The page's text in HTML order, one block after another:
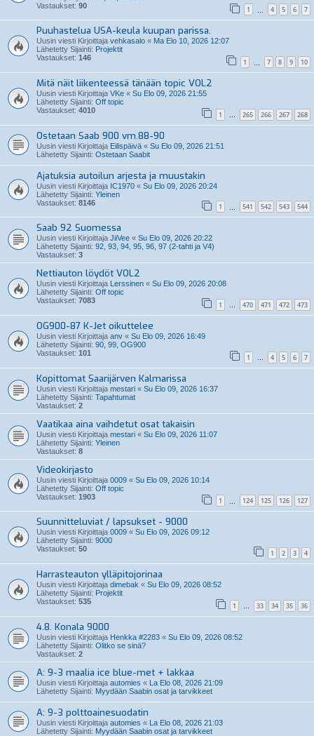
Vastaukset: 90 1 4 5 6 7
Puuhastelua USA-keula kuupan parissa.
Uusin viesti Kirjoittaja vehkasalo « Ma Elo 10, 2026 12:07
Lähetetty Sijainti: Projektit
Vastaukset: 146 1 7 8 9 10
Mitä näit liikenteessä tänään topic VOL2
Uusin viesti Kirjoittaja VKe « Su Elo 09, 2026 21:55
Lähetetty Sijainti: Off topic
Vastaukset: 4010 1 … 265 266 267 268
Ostetaan Saab 900 vm.88-90
Uusin viesti Kirjoittaja Eilispäivä « Su Elo 09, 2026 21:51
Lähetetty Sijainti: Ostetaan Saabit
Ajatuksia autoilun arjesta ja muustakin
Uusin viesti Kirjoittaja IC1970 « Su Elo 09, 2026 20:24
Lähetetty Sijainti: Yleinen
Vastaukset: 8146 1 541 542 543 544
Saab 92 Suomessa
Uusin viesti Kirjoittaja JiiVee « Su Elo 09, 2026 20:22
Lähetetty Sijainti: 92, 93, 94, 95, 96, 97 (2-tahti ja V4)
Vastaukset: 3
Nettiauton löydöt VOL2
Uusin viesti Kirjoittaja Lerssinen « Su Elo 09, 2026 20:08
Lähetetty Sijainti: Off topic
Vastaukset: 7083 1 … 470 471 472 473
OG900-87 K-Jet oikuttelee
Uusin viesti Kirjoittaja anv « Su Elo 09, 2026 16:49
Lähetetty Sijainti: 90, 99, OG900
Vastaukset: 101 1 … 4 5 6 7
Kopittomat Saarijärven Kalmarissa
Uusin viesti Kirjoittaja mestari « Su Elo 09, 2026 16:37
Lähetetty Sijainti: Tapahtumat
Vastaukset: 2
Vaatikaa aina vaihdetut osat takaisin
Uusin viesti Kirjoittaja mestari « Su Elo 09, 2026 11:07
Lähetetty Sijainti: Yleinen
Vastaukset: 8
Videokirjasto
Uusin viesti Kirjoittaja 0009 « Su Elo 09, 2026 10:14
Lähetetty Sijainti: Off topic
Vastaukset: 1903 1 124 125 126 127
Suunnitteluviat / lapsukset - 9000
Uusin viesti Kirjoittaja 0009 « Su Elo 09, 2026 09:12
Lähetetty Sijainti: 9000
Vastaukset: 50 1 2 3 4
Harrasteauton ylläpitojorinaa
Uusin viesti Kirjoittaja dimebak « Su Elo 09, 2026 08:52
Lähetetty Sijainti: Projektit
Vastaukset: 535 1 … 33 34 35 36
4.8. Konala 9000
Uusin viesti Kirjoittaja Henkka #2283 « Su Elo 09, 2026 08:52
Lähetetty Sijainti: Olitko se sinä?
Vastaukset: 2
A: 9-3 maalia ice blue-met + lakkaa
Uusin viesti Kirjoittaja automies « La Elo 08, 2026 21:09
Lähetetty Sijainti: Myydään Saabin osat ja tarvikkeet
A: 9-3 polttoainesuodatin
Uusin viesti Kirjoittaja automies « La Elo 08, 2026 21:03
Lähetetty Sijainti: Myydään Saabin osat ja tarvikkeet